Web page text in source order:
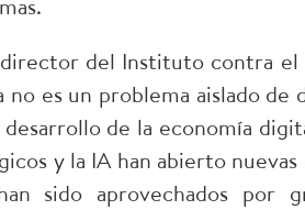
del Instituto contra el
no es un problema aislado
de la economía
y la IA han abierto
sido aprovechados por